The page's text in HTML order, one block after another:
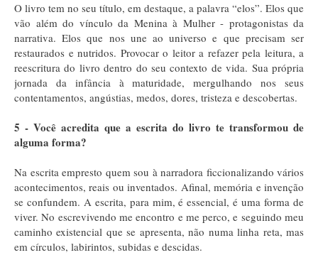
O livro tem no seu título, em destaque, a palavra “elos”. Elos que
vão além do vínculo da Menina à Mulher - protagonistas da
narrativa. Elos que nos une ao universo e que precisam ser
restaurados e nutridos. Provocar o leitor a refazer pela leitura, a
reescritura do livro dentro do seu contexto de vida. Sua própria
jornada da infância à maturidade, mergulhando nos seus
contentamentos, angústias, medos, dores, tristeza e descobertas.
5 - Você acredita que a escrita do livro te transformou de
alguma forma?
Na escrita empresto quem sou à narradora ficcionalizando vários
acontecimentos, reais ou inventados. Afinal, memória e invenção
se confundem. A escrita, para mim, é essencial, é uma forma de
viver. No escrevivendo me encontro e me perco, e seguindo meu
caminho existencial que se apresenta, não numa linha reta, mas
em círculos, labirintos, subidas e descidas.